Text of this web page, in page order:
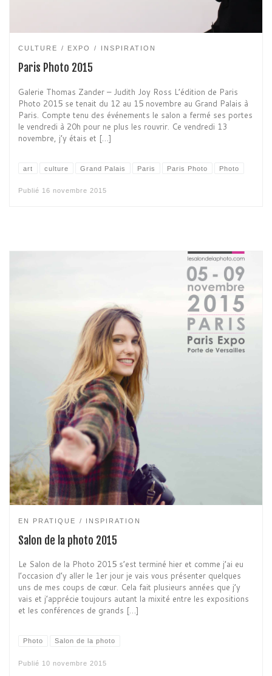
CULTURE EXPO INSPIRATION
Paris Photo 2015
Galerie Thomas Zander – Judith Joy Ross L’édition de Paris
Photo 2015 se tenait du 12 au 15 novembre au Grand Palais à
Paris. Compte tenu des événements le salon a fermé ses portes
le vendredi à 20h pour ne plus les rouvrir. Ce vendredi 13
novembre, j’y étais et […]
art culture Grand Palais Paris Paris Photo Photo
Publié 16 novembre 2015
EN PRATIQUE INSPIRATION
Salon de la photo 2015
Le Salon de la Photo 2015 s’est terminé hier et comme j’ai eu
l’occasion d’y aller le 1er jour je vais vous présenter quelques
uns de mes coups de cœur. Cela fait plusieurs années que j’y
vais et j’apprécie toujours autant la mixité entre les expositions
et les conférences de grands […]
Photo Salon de la photo
Publié 10 novembre 2015